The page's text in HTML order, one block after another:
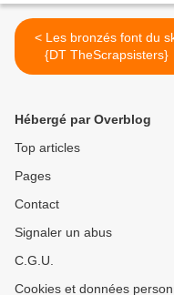
< Les bronzés font du ski
{DT TheScrapsisters}
Hébergé par Overblog
Top articles
Pages
Contact
Signaler un abus
C.G.U.
Cookies et données